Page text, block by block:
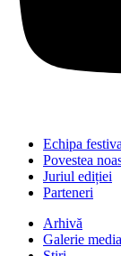
Echipa
Povestea
Juriul ediției
Parteneri
Arhivă
Galerie media